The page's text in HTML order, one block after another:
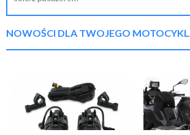
NOWOŚCI DLA TWOJEGO